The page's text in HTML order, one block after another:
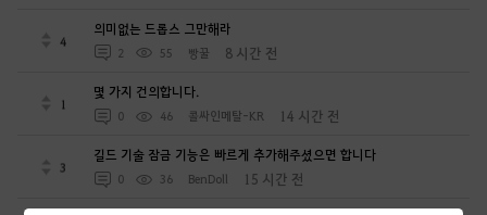
4
의미없는 드롭스 그만해라
2 55 빵꿀 8 시간 전
1
몇 가지 건의합니다.
0 46 콜싸인메탈-KR 14 시간 전
3
길드 기술 잠금 기능은 빠르게 추가해주셨으면 합니다
0 36 BenDoll 15 시간 전